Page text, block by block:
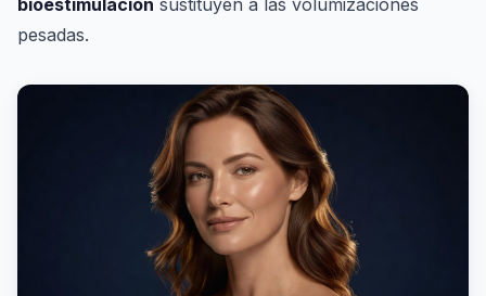
bioestimulación sustituyen a las volumizaciones
pesadas.